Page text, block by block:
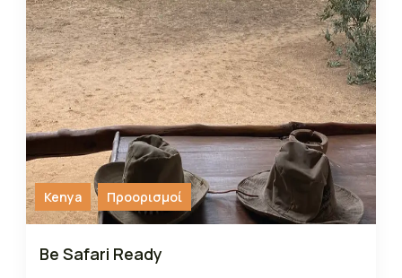
Kenya Προορισμοί
Be Safari Ready